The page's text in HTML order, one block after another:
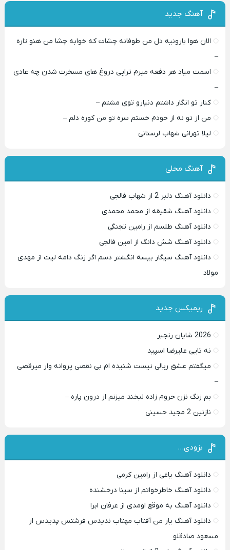
آهنگ جدید
الان هوا بارونیه دل من طوفانه چشات که خوابه چشا من هنو تاره
–
اسمت میاد هر دفعه میرم تراپی دروغ‌ های مسخرت شدن چه عادی
–
کنار تو انگار داشتم دنیارو توی مشتم –
من از تو نه از خودم خستم سره تو من کوره دلم –
لیلا تهرانی شهاب لرستانی
آهنگ محلی
دانلود آهنگ دلبر 2 از شهاب فالجی
دانلود آهنگ شقیقه از محمد محمدی
دانلود آهنگ طلسم از رامین تجنگی
دانلود آهنگ شش دانگ از امین فالجی
دانلود آهنگ سیگار بیسه انگشتر دسم اگر زنگ دامه لیت از مهدی
مولاد
ریمیکس جدید
2026 شایان رنجبر
نه تایی علیرضا اسپید
میگفتم عشق ریالی نیست شنیده ام بی نقصی پروانه وار میرقصی
–
بم زنگ نزن حروم زاده لبخند میزنم از درون پاره –
نازنین 2 مجید حسینی
بزودی…
دانلود آهنگ یاغی از رامین کرمی
دانلود آهنگ خاطرخواتم از سینا درخشنده
دانلود آهنگ به موقع اومدی از عرفان ابرا
دانلود آهنگ یار من آفتاب مهتاب ندیدس فرشتس پدیدس از
مسعود صادقلو